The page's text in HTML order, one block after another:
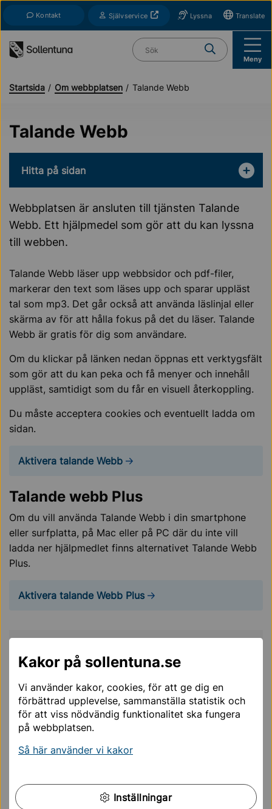
Kakor på sollentuna.se
Vi använder kakor, cookies, för att ge dig en
förbättrad upplevelse, sammanställa statistik och
för att viss nödvändig funktionalitet ska fungera
på webbplatsen.
Så här använder vi kakor
Inställningar
Kontakt SjälvserviceÖppnas i nytt fönsterLyssna Translate
Vad söker du?
Meny
Startsida Om webbplatsen Talande Webb
Talande Webb
Hitta på sidan
Webbplatsen är ansluten till tjänsten Talande
Webb. Ett hjälpmedel som gör att du kan lyssna
till webben.
Talande Webb läser upp webbsidor och pdf-filer,
markerar den text som läses upp och sparar uppläst
tal som mp3. Det går också att använda läslinjal eller
skärma av för att hålla fokus på det du läser. Talande
Webb är gratis för dig som användare.
Om du klickar på länken nedan öppnas ett verktygsfält
som gör att du kan peka och få menyer och innehåll
uppläst, samtidigt som du får en visuell återkoppling.
Du måste acceptera cookies och eventuellt ladda om
sidan.
Aktivera talande Webb
Talande webb Plus
Om du vill använda Talande Webb i din smartphone
eller surfplatta, på Mac eller på PC där du inte vill
ladda ner hjälpmedlet finns alternativet Talande Webb
Plus.
Aktivera talande Webb Plus
Mer läsning för dig
Talande Webb Talande webb
Talande webb plus
Förskola & skola
Omsorg & stöd